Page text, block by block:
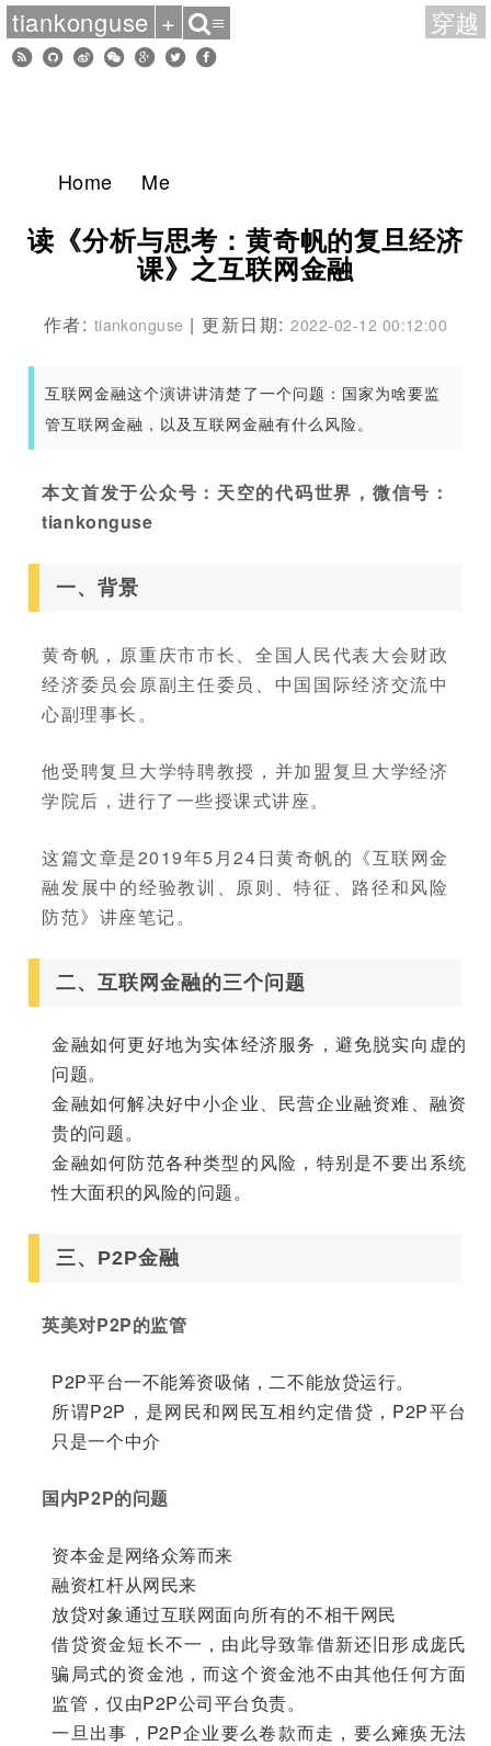
Home Me
读《分析与思考：黄奇帆的复旦经济
课》之互联网金融
作者: tiankonguse | 更新日期:2022-02-12 00:12:00
互联网金融这个演讲讲清楚了一个问题：国家为啥要监
管互联网金融，以及互联网金融有什么风险。
本文首发于公众号：天空的代码世界，微信号：
tiankonguse
一、背景
黄奇帆，原重庆市市长、全国人民代表大会财政
经济委员会原副主任委员、中国国际经济交流中
心副理事长。
他受聘复旦大学特聘教授，并加盟复旦大学经济
学院后，进行了一些授课式讲座。
这篇文章是2019年5月24日黄奇帆的《互联网金
融发展中的经验教训、原则、特征、路径和风险
防范》讲座笔记。
二、互联网金融的三个问题
金融如何更好地为实体经济服务，避免脱实向虚的
问题。
金融如何解决好中小企业、民营企业融资难、融资
贵的问题。
金融如何防范各种类型的风险，特别是不要出系统
性大面积的风险的问题。
三、P2P金融
英美对P2P的监管
P2P平台一不能筹资吸储，二不能放贷运行。
所谓P2P，是网民和网民互相约定借贷，P2P平台
只是一个中介
国内P2P的问题
资本金是网络众筹而来
融资杠杆从网民来
放贷对象通过互联网面向所有的不相干网民
借贷资金短长不一，由此导致靠借新还旧形成庞氏
骗局式的资金池，而这个资金池不由其他任何方面
监管，仅由P2P公司平台负责。
一旦出事，P2P企业要么卷款而走，要么瘫痪无法
tiankonguse + ≡ 穿越